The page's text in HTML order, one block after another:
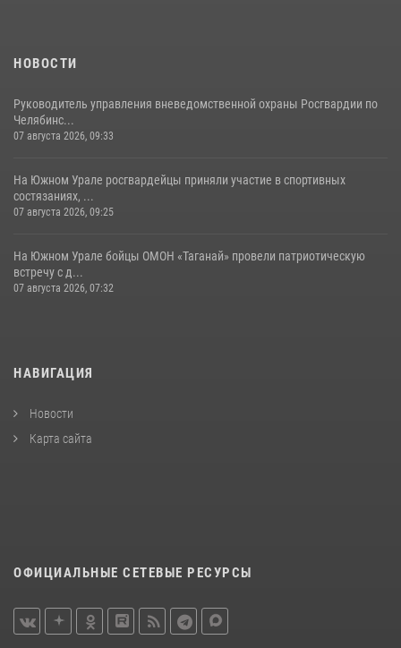
НОВОСТИ
Руководитель управления вневедомственной охраны Росгвардии по
Челябинс...
07 августа 2026, 09:33
На Южном Урале росгвардейцы приняли участие в спортивных
состязаниях, ...
07 августа 2026, 09:25
На Южном Урале бойцы ОМОН «Таганай» провели патриотическую
встречу с д...
07 августа 2026, 07:32
НАВИГАЦИЯ
Новости
Карта сайта
ОФИЦИАЛЬНЫЕ СЕТЕВЫЕ РЕСУРСЫ